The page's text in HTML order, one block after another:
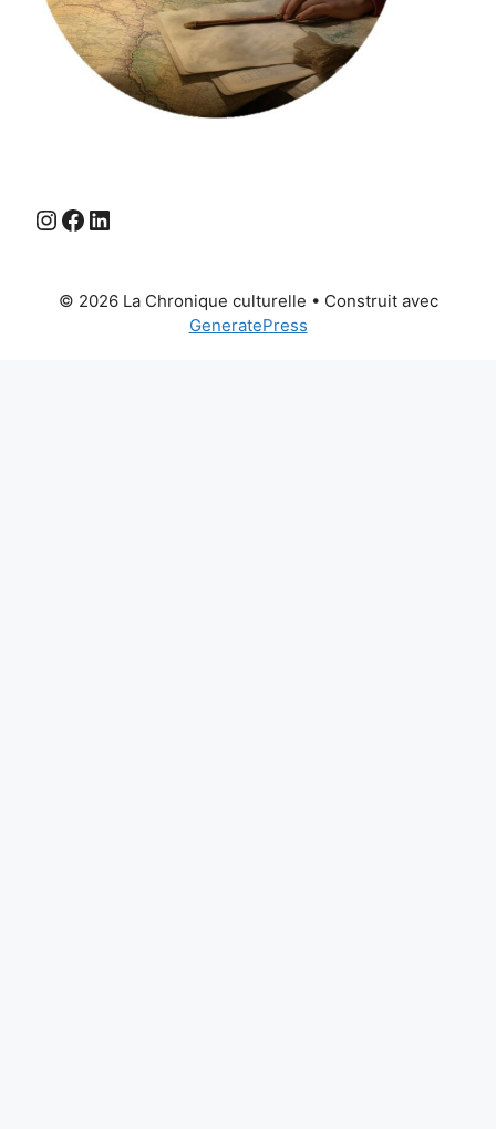
Instagram
Facebook
LinkedIn
© 2026 La Chronique culturelle • Construit avec
GeneratePress